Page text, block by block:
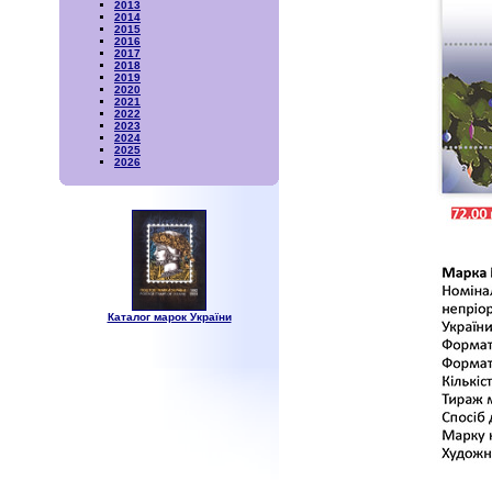
2013
2014
2015
2016
2017
2018
2019
2020
2021
2022
2023
2024
2025
2026
Каталог марок України